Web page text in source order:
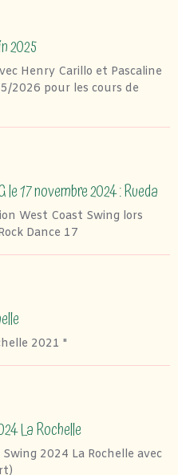
2025
Henry Carillo et Pascaline
2026 pour les cours de
17 novembre 2024 : Rueda
West Coast Swing lors
Dance 17
2021 "
La Rochelle
2024 La Rochelle avec